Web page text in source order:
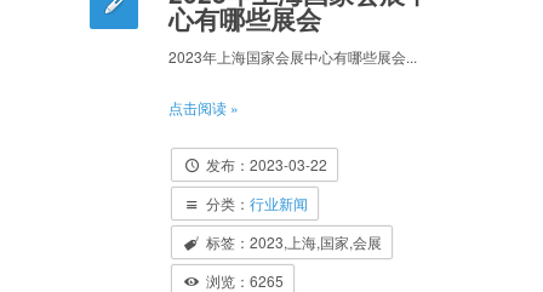
心有哪些展会
2023年上海国家会展中心有哪些展会...
点击阅读 »
发布：2023-03-22
分类： 行业新闻
标签：2023,上海,国家,会展
浏览：6265